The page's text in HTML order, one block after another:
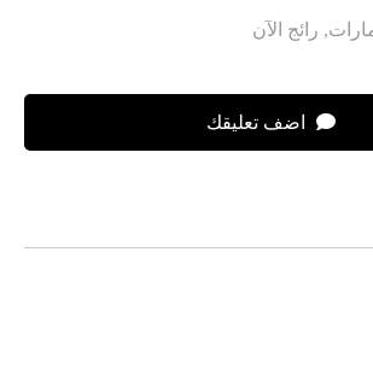
, رائج الآن
اضف تعليقك